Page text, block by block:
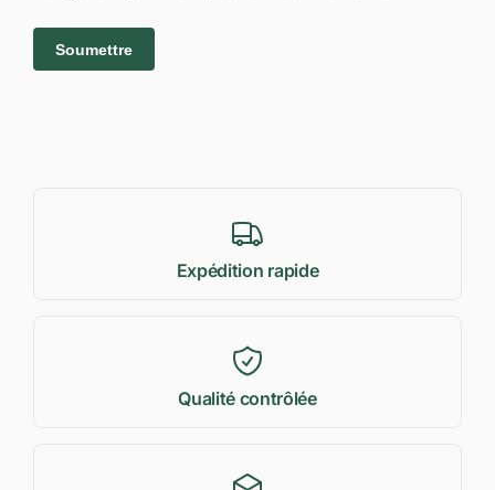
Expédition rapide
Qualité contrôlée